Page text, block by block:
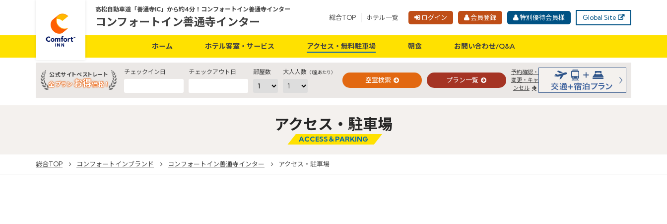
高松自動車道「善通寺IC」から約4分！コンフォートイン善通寺インター
コンフォートイン善通寺インター 総合TOP ホテル一覧 ログイン 会員登録 特別優待会員様 Global Site
ホーム ホテル客室・サービス アクセス・無料駐車場 朝食 お問い合わせ/Q&A
公式サイトベストレート
全プランお得価格！
チェックイン日 チェックアウト日 部屋数 大人人数（1室あたり）
空室検索 プラン一覧
予約確認・
変更・キャ
ンセル
アクセス・駐車場
ACCESS＆PARKING
総合TOP コンフォートインブランド コンフォートイン善通寺インター アクセス・駐車場
ご予約確認・変更・キャンセルフォーム
公式Webサイトからのご予約
閉じる